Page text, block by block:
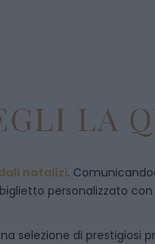
LA
natalizi.
personalizzato con
selezione di prestigiosi